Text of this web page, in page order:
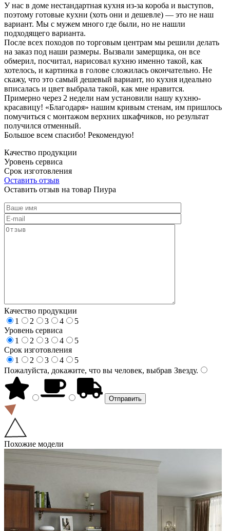
У нас в доме нестандартная кухня из-за короба и выступов,
поэтому готовые кухни (хоть они и дешевле) — это не наш
вариант. Мы с мужем много где были, но не нашли
подходящего варианта.
После всех походов по торговым центрам мы решили делать
на заказ под наши размеры. Вызвали замерщика, он все
обмерил, посчитал, нарисовал кухню именно такой, как
хотелось, и картинка в голове сложилась окончательно. Не
скажу, что это самый дешевый вариант, но кухня идеально
вписалась и цвет выбрала такой, как мне нравится.
Примерно через 2 недели нам установили нашу кухню-
красавицу! «Благодаря» нашим кривым стенам, им пришлось
помучиться с монтажом верхних шкафчиков, но результат
получился отменный.
Большое всем спасибо! Рекомендую!
Качество продукции
Уровень сервиса
Срок изготовления
Оставить отзыв
Оставить отзыв на товар Пиура
Качество продукции
1
2 3 4
5
Уровень сервиса
1
2 3 4
5
Срок изготовления
1
2 3 4
5
Пожалуйста, докажите, что вы человек, выбрав Звезду.
Похожие модели